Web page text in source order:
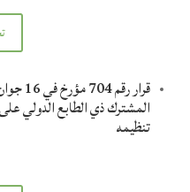
المشترك ذي الطابع الدولي
تنظيمه